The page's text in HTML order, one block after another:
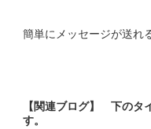
簡単にメッセージが送れ
【関連ブログ】 下のタ
す。